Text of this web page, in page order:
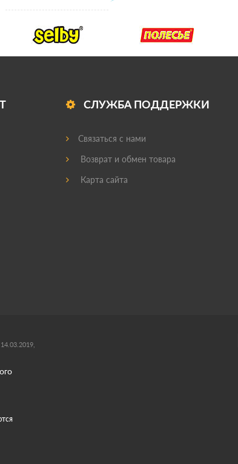
СЛУЖБА ПОДДЕРЖКИ
Связаться с нами
Возврат и обмен товара
Карта сайта